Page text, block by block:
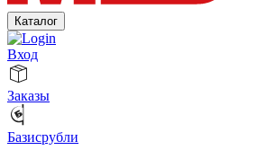
Каталог
Вход
Заказы
Базисрубли